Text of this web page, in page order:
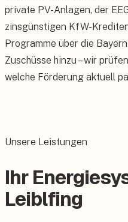
private PV-Anlagen, der
zinsgünstigen KfW-
Programme über die
Zuschüsse hinzu – wir
welche Förderung aktuell
Unsere Leistungen
Ihr
Leiblfing